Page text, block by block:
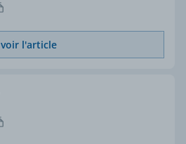
voir l'article